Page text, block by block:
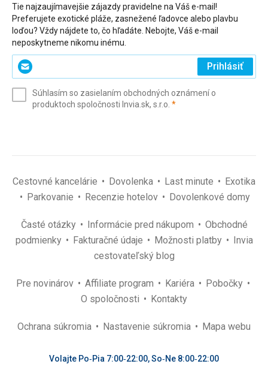
Tie najzaujímavejšie zájazdy pravidelne na Váš e-mail!
Preferujete exotické pláže, zasnežené ľadovce alebo plavbu
loďou? Vždy nájdete to, čo hľadáte. Nebojte, Váš e-mail
neposkytneme nikomu inému.
Zadajte
svoj
(povinné)
Prihlásiť
Súhlasím so zasielaním obchodných oznámení o
produktoch spoločnosti Invia.sk, s.r.o. *(povinné)
Cestovné kancelárie Dovolenka Last minute
Exotika
Parkovanie
Recenzie hotelov Dovolenkové domy
Časté otázky Informácie pred nákupom
Obchodné
podmienky
Fakturačné údaje Možnosti platby
Invia
cestovateľský blog
Pre novinárov Affiliate program Kariéra
Pobočky
O spoločnosti
Kontakty
Ochrana súkromia Nastavenie súkromia Mapa webu
Volajte Po‑Pia 7:00‑22:00, So‑Ne 8:00‑22:00